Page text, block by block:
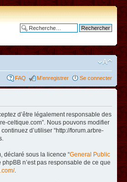
FAQ M’enregistrer Se connecter
d’être légalement responsable des
celtique.com”. Nous pouvons modifier
d’utiliser “http://forum.arbre-
déclaré sous la licence “General Public
n’est pas responsable de ce que
.